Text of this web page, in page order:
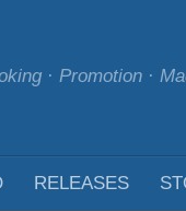
· Promotion ·
RELEASES